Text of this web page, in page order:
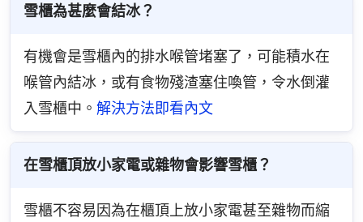
雪櫃為甚麼會結冰？
有機會是雪櫃內的排水喉管堵塞了，可能積水在
喉管內結冰，或有食物殘渣塞住喚管，令水倒灌
入雪櫃中。 解決方法即看內文
在雪櫃頂放小家電或雜物會影響雪櫃？
雪櫃不容易因為在櫃頂上放小家電甚至雜物而縮